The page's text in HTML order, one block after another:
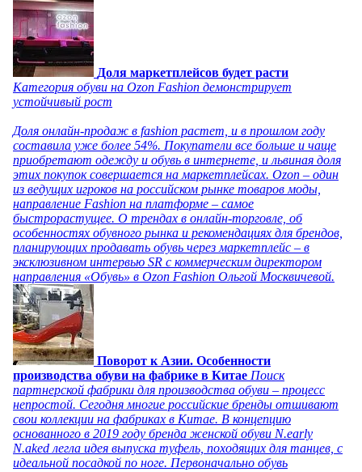
Доля маркетплейсов будет расти
Категория обуви на Ozon Fashion демонстрирует
устойчивый рост
Доля онлайн-продаж в fashion растет, и в прошлом году
составила уже более 54%. Покупатели все больше и чаще
приобретают одежду и обувь в интернете, и львиная доля
этих покупок совершается на маркетплейсах. Ozon – один
из ведущих игроков на российском рынке товаров моды,
направление Fashion на платформе – самое
быстрорастущее. О трендах в онлайн-торговле, об
особенностях обувного рынка и рекомендациях для брендов,
планирующих продавать обувь через маркетплейс – в
эксклюзивном интервью SR с коммерческим директором
направления «Обувь» в Ozon Fashion Ольгой Москвичевой.
Поворот к Азии. Особенности
производства обуви на фабрике в Китае Поиск
партнерской фабрики для производства обуви – процесс
непростой. Сегодня многие российские бренды отшивают
свои коллекции на фабриках в Китае. В концепцию
основанного в 2019 году бренда женской обуви N.early
N.aked легла идея выпуска туфель, походящих для танцев, с
идеальной посадкой по ноге. Первоначально обувь